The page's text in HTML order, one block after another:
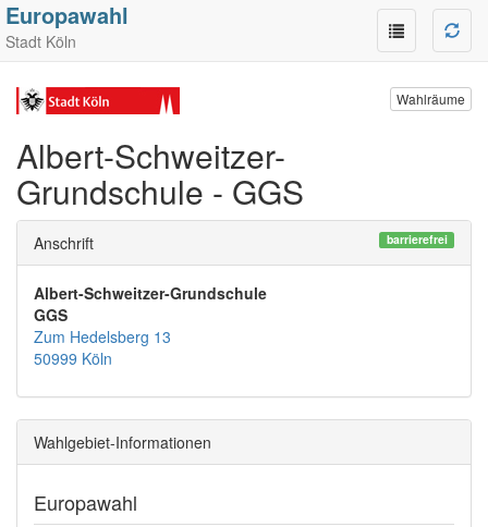
Europawahl
Stadt Köln
Wahlräume
Albert-Schweitzer-
Grundschule - GGS
Anschrift barrierefrei
Albert-Schweitzer-Grundschule
GGS
Zum Hedelsberg 13
50999 Köln
Wahlgebiet-Informationen
Europawahl